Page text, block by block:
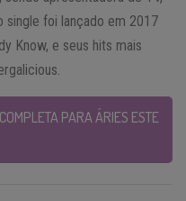
single foi lançado em 2017
Know, e seus hits mais
PARA ÁRIES ESTE